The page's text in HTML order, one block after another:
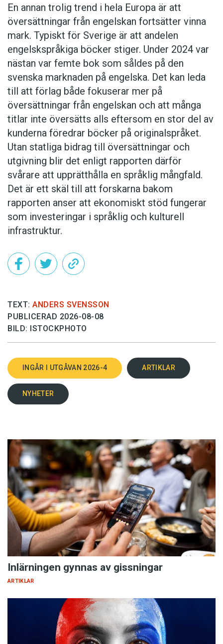
En annan trolig trend i hela Europa är att
översättningar från engelskan fortsätter vinna
mark. Typiskt för Sverige är att andelen
engelskspråkiga böcker stiger. Under 2024 var
nästan var femte bok som såldes på den
svenska marknaden på engelska. Det kan leda
till att förlag både fokuserar mer på
översättningar från engelskan och att många
titlar inte översätts alls eftersom en stor del av
kunderna föredrar böcker på originalspråket.
Utan statliga bidrag till översättningar och
utgivning blir det enligt rapporten därför
svårare att upprätthålla en språklig mångfald.
Det är ett skäl till att forskarna bakom
rapporten anser att ekonomiskt stöd fungerar
som investeringar i språklig och kulturell
infrastruktur.
TEXT: ANDERS SVENSSON
PUBLICERAD 2026-08-08
BILD: ISTOCKPHOTO
INGÅR I UTGÅVAN 2026-4 ARTIKLAR
NYHETER
Inlärningen gynnas av gissningar
ARTIKLAR